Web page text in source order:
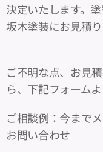
決定いたします。
坂木塗装にお見積
ご不明な点、お見
ら、下記フォーム
ご相談例：今まで
お問い合わせ